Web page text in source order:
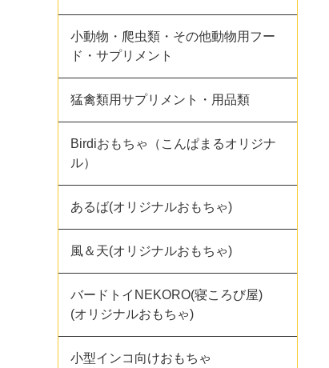
小動物・爬虫類・その他動物用フー
ド・サプリメント
猛禽類用サプリメント・用品類
Birdiおもちゃ（こんぱまるオリジナ
ル）
あるば(オリジナルおもちゃ)
風＆天(オリジナルおもちゃ)
バードトイNEKORO(寝ころび屋)
(オリジナルおもちゃ)
小型インコ向けおもちゃ